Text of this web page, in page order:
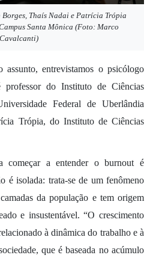
Thaís Nadai e Patrícia Trópia
Santa Mônica (Foto: Marco
Cavalcanti)
assunto, entrevistamos o psicólogo
professor do Instituto de Ciências
Federal de Uberlândia
Trópia, do Instituto de Ciências
começar a entender o burnout é
é isolada: trata-se de um fenômeno
da população e tem origem
e insustentável. “O crescimento
à dinâmica do trabalho e à
que é baseada no acúmulo